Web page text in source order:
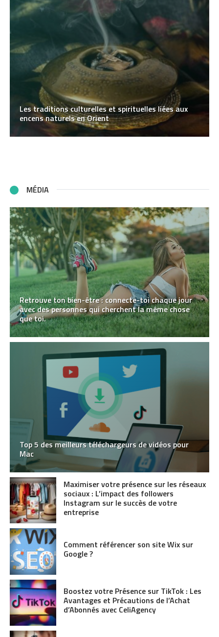
Les traditions culturelles et spirituelles liées aux
encens naturels en Orient
MÉDIA
Retrouve ton bien-être : connecte-toi chaque jour
avec des personnes qui cherchent la même chose
que toi.
Top 5 des meilleurs téléchargeurs de vidéos pour
Mac
Maximiser votre présence sur les réseaux
sociaux : L’impact des followers
Instagram sur le succès de votre
entreprise
Comment référencer son site Wix sur
Google ?
Boostez votre Présence sur TikTok : Les
Avantages et Précautions de l’Achat
d’Abonnés avec CeliAgency